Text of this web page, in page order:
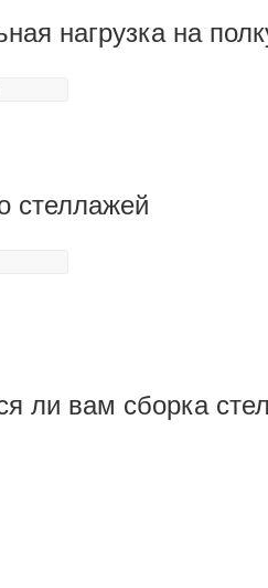
нагрузка на
стеллажей
ли вам сборка